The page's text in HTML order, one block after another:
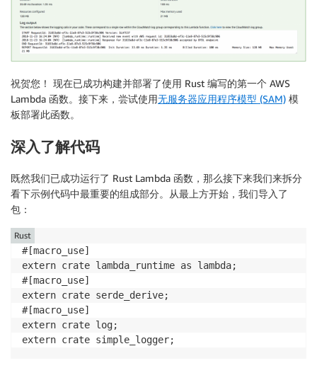
祝贺您！ 现在已成功构建并部署了使用 Rust 编写的第一个 AWS
Lambda 函数。接下来，尝试使用无服务器应用程序模型 (SAM) 模
板部署此函数。
深入了解代码
既然我们已成功运行了 Rust Lambda 函数，那么接下来我们来拆分
看下示例代码中最重要的组成部分。从最上方开始，我们导入了
包：
#[macro_use]
extern crate lambda_runtime as lambda;
#[macro_use]
extern crate serde_derive;
#[macro_use]
extern crate log;
extern crate simple_logger;
Rust